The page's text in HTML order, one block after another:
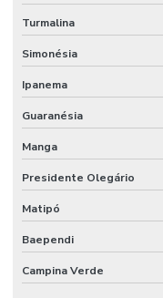
Turmalina
Simonésia
Ipanema
Guaranésia
Manga
Presidente Olegário
Matipó
Baependi
Campina Verde